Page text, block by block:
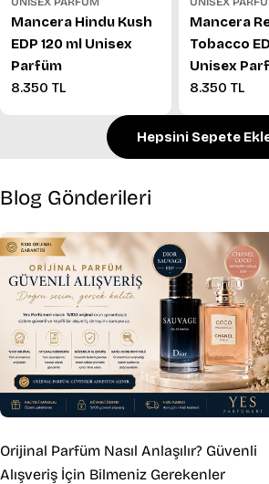
Mancera Hindu Kush
EDP 120 ml Unisex
Parfüm
Normal
8.350 TL
Mancera
Tobacco
Unisex
Normal
8.350 TL
Hepsini Sepete
Blog Gönderileri
Orijinal Parfüm Nasıl Anlaşılır? Güvenli
Alışveriş İçin Bilmeniz Gerekenler